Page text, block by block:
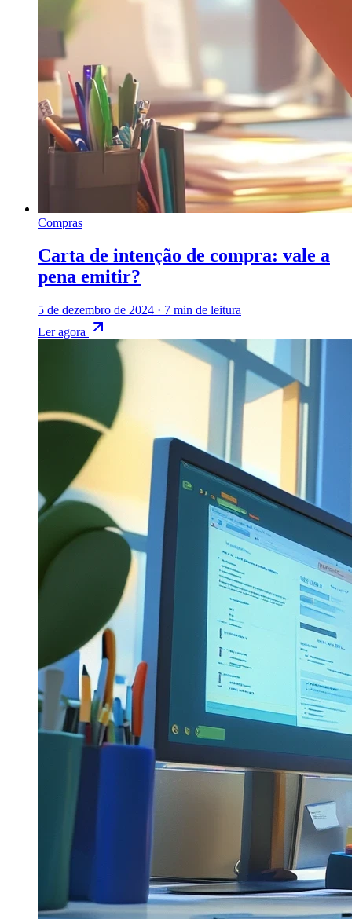
Compras
Carta de intenção de compra: vale a
pena emitir?
5 de dezembro de 2024 · 7 min de leitura
Ler agora